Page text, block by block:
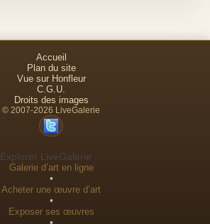
Accueil
Plan du site
Vue sur Honfleur
C.G.U.
Droits des images
© 2007-2026 LiveGalerie
Explorer LiveGalerie :
Galerie d’art en ligne
•
Acheter une œuvre d’art
•
Exposer ses œuvres